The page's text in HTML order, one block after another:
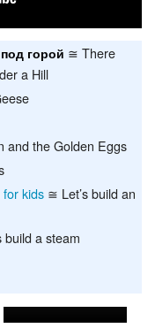
горой ≅ There
a Hill
and the Golden Eggs
for kids ≅ Let’s build an
a steam